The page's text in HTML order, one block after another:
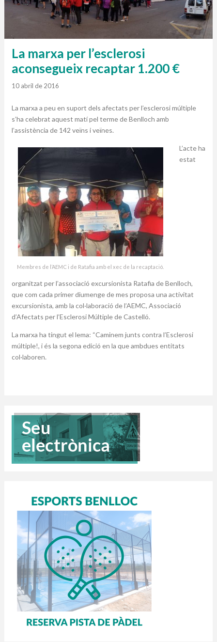
La marxa per l’esclerosi
aconsegueix recaptar 1.200 €
10 abril de 2016
La marxa a peu en suport dels afectats per l’esclerosi múltiple
s’ha celebrat aquest matí pel terme de Benlloch amb
l’assistència de 142 veïns i veïnes.
Membres de l’AEMC i de Ratafia amb el xec de la recaptació.
L’acte ha
estat
organitzat per l’associació excursionista Ratafia de Benlloch,
que com cada primer diumenge de mes proposa una activitat
excursionista, amb la col·laboració de l’AEMC, Associació
d’Afectats per l’Esclerosi Múltiple de Castelló.
La marxa ha tingut el lema: “Caminem junts contra l’Esclerosi
múltiple!, i és la segona edició en la que ambdues entitats
col·laboren.